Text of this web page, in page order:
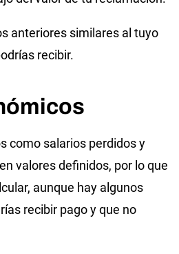
anteriores similares al tuyo
recibir.
como salarios perdidos y
valores definidos, por lo que
aunque hay algunos
recibir pago y que no